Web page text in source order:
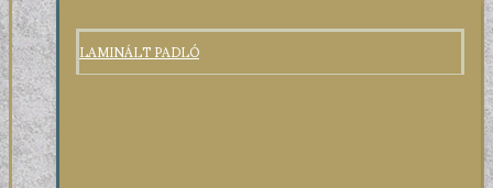
LAMINÁLT PADLÓ